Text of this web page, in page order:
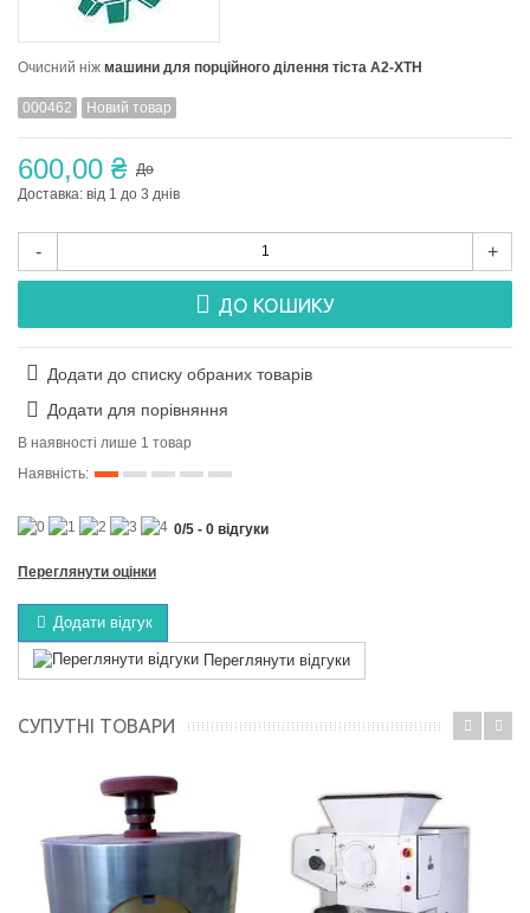
Очисний ніж машини для порційного ділення тіста А2-ХТН
000462 Новий товар
600,00 ₴ До
Доставка: від 1 до 3 днів
- +
ДО КОШИКУ
Додати до списку обраних товарів
Додати для порівняння
В наявності лише 1 товар
Наявність:
0/5 - 0 відгуки
Переглянути оцінки
Додати відгук
Переглянути відгуки
СУПУТНІ ТОВАРИ